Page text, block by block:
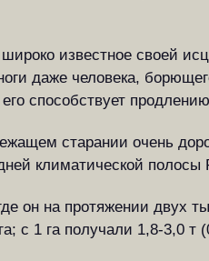
известное своей
даже человека,
способствует
старании очень
климатической полосы
на протяжении двух
с 1 га получали 1,8-3,0 т